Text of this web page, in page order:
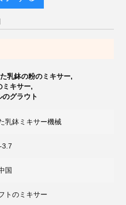
乳鉢の粉のミキサー,
ミキサー,
グラウト
乳鉢ミキサー機械
3.7
国
トのミキサー